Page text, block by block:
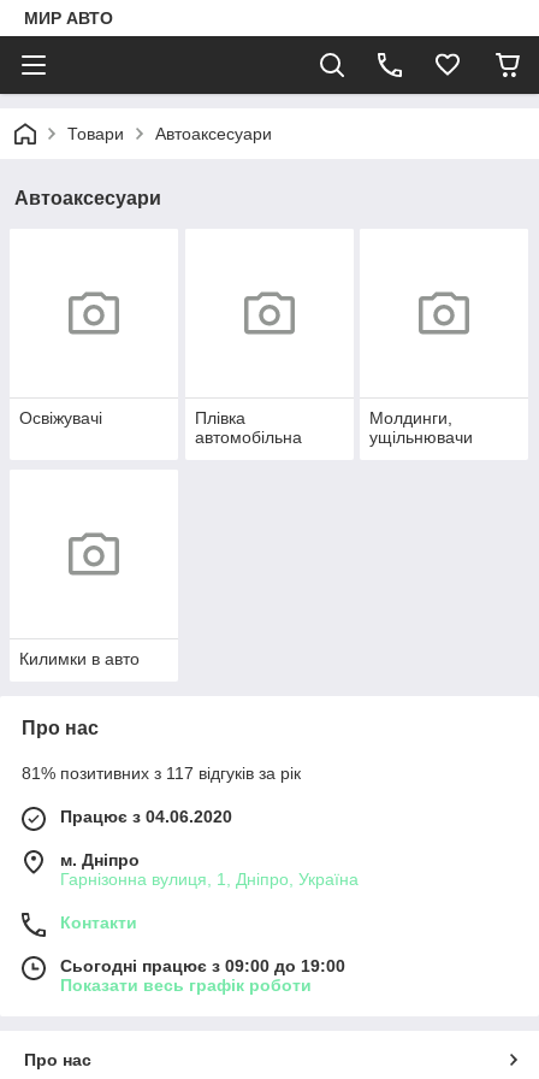
МИР АВТО
Товари Автоаксесуари
Автоаксесуари
Освіжувачі
Плівка
автомобільна
Молдинги,
ущільнювачи
Килимки в авто
Про нас
81% позитивних з 117 відгуків за рік
Працює з 04.06.2020
м. Дніпро
Гарнізонна вулиця, 1, Дніпро, Україна
Контакти
Сьогодні працює з 09:00 до 19:00
Показати весь графік роботи
Про нас